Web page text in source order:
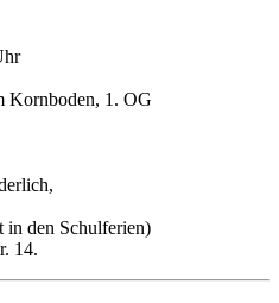
Kornboden, 1. OG
in den Schulferien)
14.